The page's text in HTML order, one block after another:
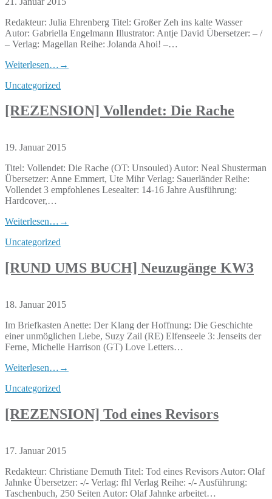
Redakteur: Julia Ehrenberg Titel: Großer Zeh ins kalte Wasser
Autor: Gabriella Engelmann Illustrator: Antje David Übersetzer: – /
– Verlag: Magellan Reihe: Jolanda Ahoi! –…
Weiterlesen… →
Uncategorized
[REZENSION] Vollendet: Die Rache
19. Januar 2015
Titel: Vollendet: Die Rache (OT: Unsouled) Autor: Neal Shusterman
Übersetzer: Anne Emmert, Ute Mihr Verlag: Sauerländer Reihe:
Vollendet 3 empfohlenes Lesealter: 14-16 Jahre Ausführung:
Hardcover,…
Weiterlesen… →
Uncategorized
[RUND UMS BUCH] Neuzugänge KW3
18. Januar 2015
Im Briefkasten Anette: Der Klang der Hoffnung: Die Geschichte
einer unmöglichen Liebe, Suzy Zail (RE) Elfenseele 3: Jenseits der
Ferne, Michelle Harrison (GT) Love Letters…
Weiterlesen… →
Uncategorized
[REZENSION] Tod eines Revisors
17. Januar 2015
Redakteur: Christiane Demuth Titel: Tod eines Revisors Autor: Olaf
Jahnke Übersetzer: -/- Verlag: fhl Verlag Reihe: -/- Ausführung:
Taschenbuch, 250 Seiten Autor: Olaf Jahnke arbeitet…